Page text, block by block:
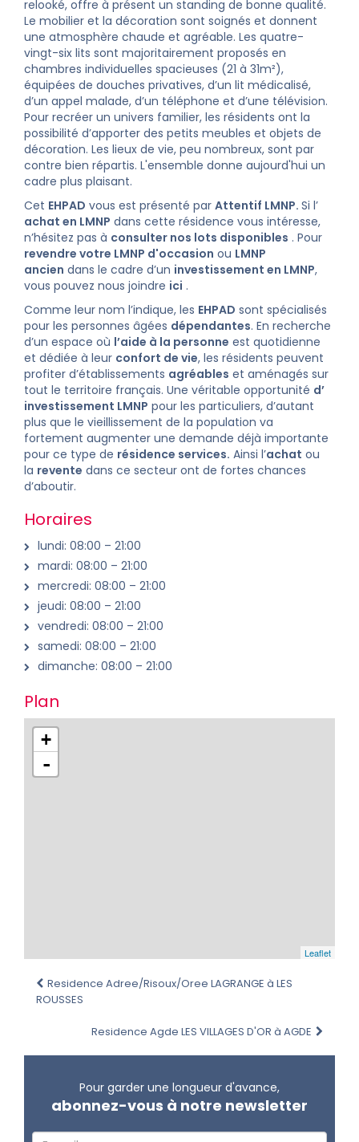
relooké, offre à présent un standing de bonne qualité.
Le mobilier et la décoration sont soignés et donnent
une atmosphère chaude et agréable. Les quatre-
vingt-six lits sont majoritairement proposés en
chambres individuelles spacieuses (21 à 31m²),
équipées de douches privatives, d’un lit médicalisé,
d’un appel malade, d’un téléphone et d’une télévision.
Pour recréer un univers familier, les résidents ont la
possibilité d’apporter des petits meubles et objets de
décoration. Les lieux de vie, peu nombreux, sont par
contre bien répartis. L'ensemble donne aujourd'hui un
cadre plus plaisant.
Cet EHPAD vous est présenté par Attentif LMNP. Si l’
achat en LMNP dans cette résidence vous intéresse,
n’hésitez pas à consulter nos lots disponibles . Pour
revendre votre LMNP d'occasion ou LMNP
ancien dans le cadre d’un investissement en LMNP,
vous pouvez nous joindre ici .
Comme leur nom l’indique, les EHPAD sont spécialisés
pour les personnes âgées dépendantes. En recherche
d’un espace où l’aide à la personne est quotidienne
et dédiée à leur confort de vie, les résidents peuvent
profiter d’établissements agréables et aménagés sur
tout le territoire français. Une véritable opportunité d’
investissement LMNP pour les particuliers, d’autant
plus que le vieillissement de la population va
fortement augmenter une demande déjà importante
pour ce type de résidence services. Ainsi l’achat ou
la revente dans ce secteur ont de fortes chances
d’aboutir.
Horaires
lundi: 08:00 – 21:00
mardi: 08:00 – 21:00
mercredi: 08:00 – 21:00
jeudi: 08:00 – 21:00
vendredi: 08:00 – 21:00
samedi: 08:00 – 21:00
dimanche: 08:00 – 21:00
Plan
+
-
Leaflet
Residence Adree/Risoux/Oree LAGRANGE à LES
ROUSSES
Residence Agde LES VILLAGES D'OR à AGDE
Pour garder une longueur d'avance,
abonnez-vous à notre newsletter